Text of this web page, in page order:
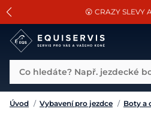
SLEVA 13% na vše
😮 CRAZY SLEVY
📐Pasování a doplňky k
Úvod / Vybavení pro jezdce / Boty a